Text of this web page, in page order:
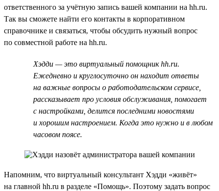
ответственного за учётную запись вашей компании на hh.ru.
Так вы сможете найти его контакты в корпоративном
справочнике и связаться, чтобы обсудить нужный вопрос
по совместной работе на hh.ru.
Хэдди — это виртуальный помощник hh.ru.
Ежедневно и круглосуточно он находит ответы
на важные вопросы о работодательском сервисе,
рассказывает про условия обслуживания, помогает
с настройками, делится последними новостями
и хорошим настроением. Когда это нужно и в любом
часовом поясе.
Напомним, что виртуальный консультант Хэдди «живёт»
на главной hh.ru в разделе «Помощь». Поэтому задать вопрос